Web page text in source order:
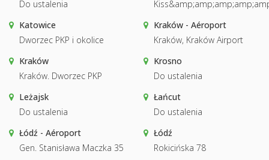
Do ustalenia
Katowice
Dworzec PKP i okolice
Kraków - Aéroport
Kraków, Kraków Airport
Kraków
Kraków. Dworzec PKP
Krosno
Do ustalenia
Leżajsk
Do ustalenia
Łańcut
Do ustalenia
Łódź - Aéroport
Gen. Stanisława Maczka 35
Łódź
Rokicińska 78